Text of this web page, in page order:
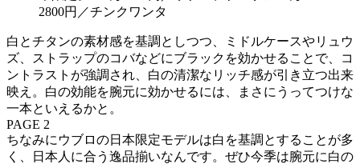
2800円／チンクワンタ
白とチタンの素材感を基調としつつ、ミドルケースやリュウ
ズ、ストラップのコバなどにブラックを効かせることで、コ
ントラストが強調され、白の清潔なリッチ感が引き立つ出来
映え。白の効能を腕元に効かせるには、まさにうってつけな
一本といえるかと。
PAGE 2
ちなみにウブロの日本限定モデルは白を基調とすることが多
く、日本人に合う逸品揃いなんです。ぜひ今季は腕元に白の